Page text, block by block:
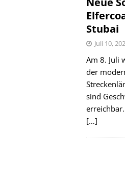
Stubai
Juli 10,
Am 8. Juli
der
sind
[…]